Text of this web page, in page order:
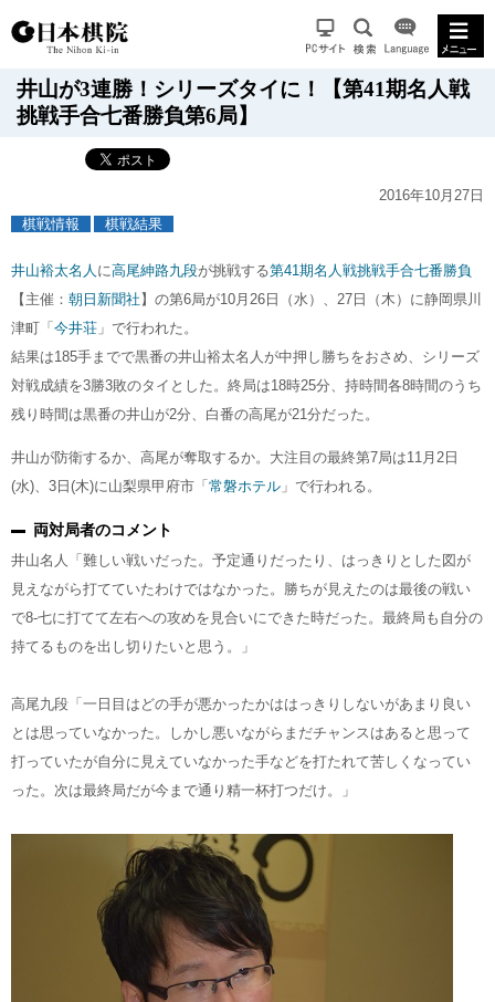
井山が3連勝！シリーズタイに！【第41期名人戦
挑戦手合七番勝負第6局】
2016年10月27日
棋戦情報
棋戦結果
井山裕太名人 に高尾紳路九段が挑戦する第41期名人戦挑戦手合七番勝負
【主催： 朝日新聞社 】の第6局が10月26日（水）、27日（木）に静岡県川
津町「今井荘 」で行われた。
結果は185手までで黒番の井山裕太名人が中押し勝ちをおさめ、シリーズ
対戦成績を3勝3敗のタイとした。終局は18時25分、持時間各8時間のうち
残り時間は黒番の井山が2分、白番の高尾が21分だった。
井山が防衛するか、高尾が奪取するか。大注目の最終第7局は11月2日
(水)、3日(木)に山梨県甲府市「常磐ホテル 」で行われる。
両対局者のコメント
井山名人「難しい戦いだった。予定通りだったり、はっきりとした図が
見えながら打てていたわけではなかった。勝ちが見えたのは最後の戦い
で8-七に打てて左右への攻めを見合いにできた時だった。最終局も自分の
持てるものを出し切りたいと思う。」
高尾九段「一日目はどの手が悪かったかははっきりしないがあまり良い
とは思っていなかった。しかし悪いながらまだチャンスはあると思って
打っていたが自分に見えていなかった手などを打たれて苦しくなってい
った。次は最終局だが今まで通り精一杯打つだけ。」